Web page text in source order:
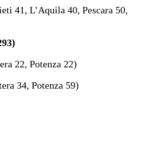
41, L’Aquila 40, Pescara 50,
22, Potenza 22)
34, Potenza 59)